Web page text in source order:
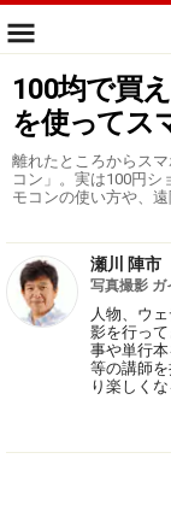
100均で買
を使ってス
離れたところからス
コン」。実は100円シ
モコンの使い方や、
瀬川 陣市
写真撮影 ガ
人物、ウ
影を行っ
事や単行
等の講師
り楽しく